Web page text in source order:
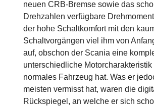
neuen CRB-Bremse sowie das
Drehzahlen verfügbare
der hohe Schaltkomfort mit den
Schaltvorgängen viel ihm von
auf, obschon der Scania eine
unterschiedliche Motorcharakteristik
normales Fahrzeug hat. Was er
meisten vermisst hat, waren die
Rückspiegel, an welche er sich